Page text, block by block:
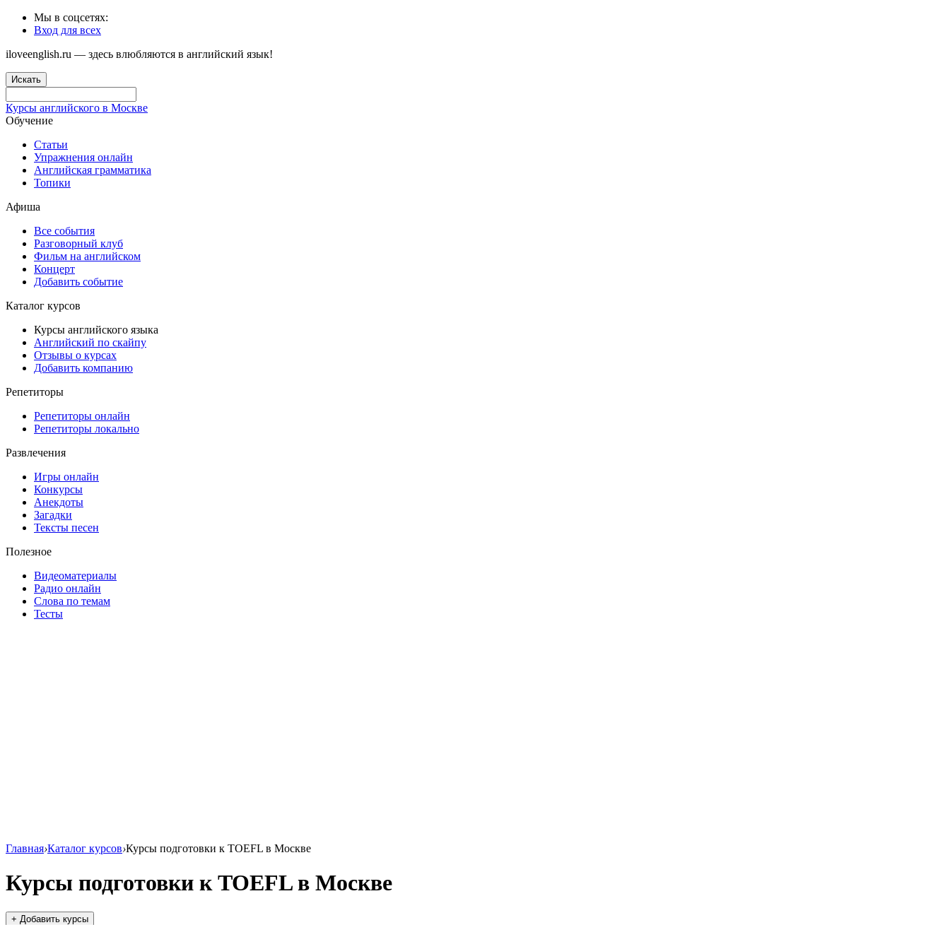
Мы в соцсетях:
Вход для всех
iloveenglish.ru — здесь влюбляются в английский язык!
Искать
Курсы английского в Москве
Обучение
Статьи
Упражнения онлайн
Английская грамматика
Топики
Афиша
Все события
Разговорный клуб
Фильм на английском
Концерт
Добавить событие
Каталог курсов
Курсы английского языка
Английский по скайпу
Отзывы о курсах
Добавить компанию
Репетиторы
Репетиторы онлайн
Репетиторы локально
Развлечения
Игры онлайн
Конкурсы
Анекдоты
Загадки
Тексты песен
Полезное
Видеоматериалы
Радио онлайн
Слова по темам
Тесты
Главная›Каталог курсов›Курсы подготовки к TOEFL в Москве
Курсы подготовки к TOEFL в Москве
+ Добавить курсы